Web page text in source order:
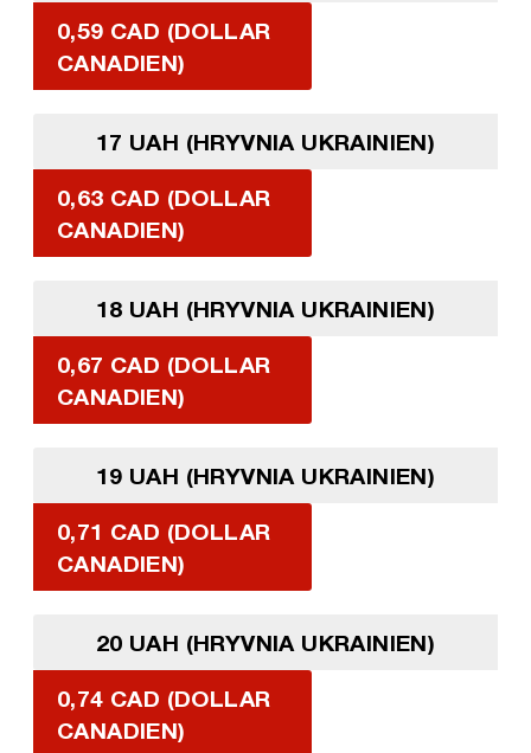
0,59 CAD (DOLLAR
CANADIEN)
17 UAH (HRYVNIA UKRAINIEN)
0,63 CAD (DOLLAR
CANADIEN)
18 UAH (HRYVNIA UKRAINIEN)
0,67 CAD (DOLLAR
CANADIEN)
19 UAH (HRYVNIA UKRAINIEN)
0,71 CAD (DOLLAR
CANADIEN)
20 UAH (HRYVNIA UKRAINIEN)
0,74 CAD (DOLLAR
CANADIEN)